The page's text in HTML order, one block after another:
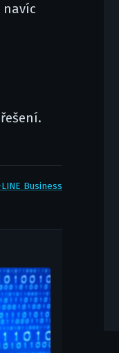
navíc
Business